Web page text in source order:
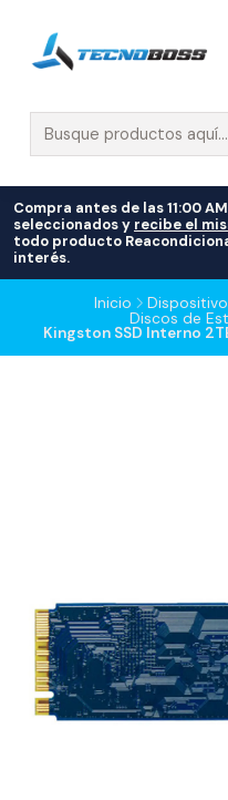
Compra antes de las 11:00
seleccionados y recibe el
todo producto
interés.
Inicio
Discos de
Kingston SSD Interno